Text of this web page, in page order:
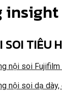
insight
SOI TIÊU
nội soi
nội soi dạ